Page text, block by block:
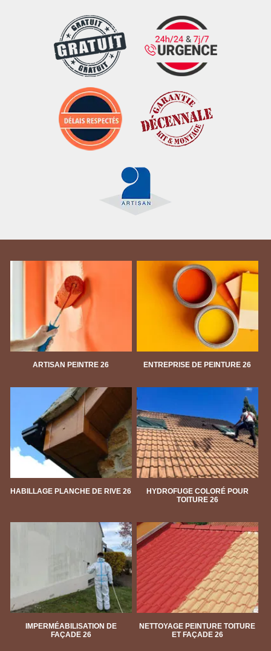
ARTISAN PEINTRE 26 ENTREPRISE DE PEINTURE 26
HABILLAGE PLANCHE DE RIVE 26
HYDROFUGE COLORÉ POUR
TOITURE 26
IMPERMÉABILISATION DE
FAÇADE 26
NETTOYAGE PEINTURE TOITURE
ET FAÇADE 26